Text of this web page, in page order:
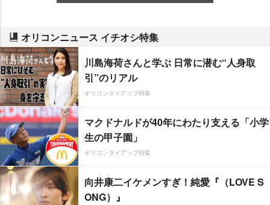
オリコンニュース イチオシ特集
川島海荷さんと学ぶ 日常に潜む“人身取
引”のリアル
オリコンタイアップ特集
マクドナルドが40年にわたり支える「小学
生の甲子園」
オリコンタイアップ特集
向井康二イケメンすぎ！純愛『（LOVE S
ONG）』